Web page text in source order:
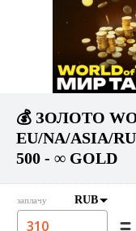
💰 ЗОЛОТО
EU/NA/ASIA/
500 - ∞ GOLD
заплачу RUB